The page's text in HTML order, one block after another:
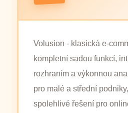
Volusion - klasická e-
kompletní sadou funkcí,
rozhraním a výkonnou
pro malé a střední
spolehlivé řešení pro